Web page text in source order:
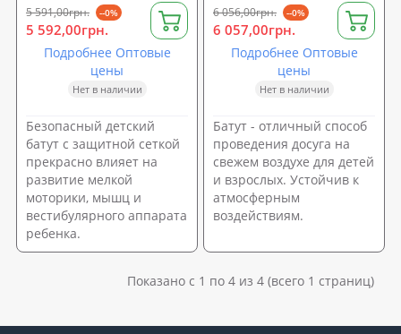
5 591,00грн. --0%
5 592,00грн.
Подробнее Оптовые
цены
Нет в наличии
Безопасный детский
батут с защитной сеткой
прекрасно влияет на
развитие мелкой
моторики, мышц и
вестибулярного аппарата
ребенка.
6 056,00грн. --0%
6 057,00грн.
Подробнее Оптовые
цены
Нет в наличии
Батут - отличный способ
проведения досуга на
свежем воздухе для детей
и взрослых. Устойчив к
атмосферным
воздействиям.
Показано с 1 по 4 из 4 (всего 1 страниц)